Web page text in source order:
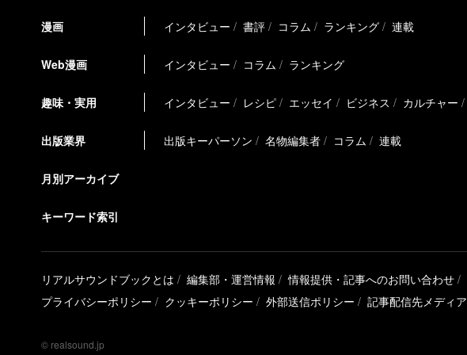
漫画 インタビュー 書評 コラム ランキング 連載
Web漫画 インタビュー コラム ランキング
趣味・実用 インタビュー レシピ エッセイ ビジネス カルチャー
出版業界 出版キーパーソン 名物編集者 コラム 連載
月別アーカイブ
キーワード索引
リアルサウンドブックとは 編集部・運営情報 情報提供・記事へのお問い合わせ
プライバシーポリシー
クッキーポリシー 外部送信ポリシー 記事配信先メディア
© realsound.jp